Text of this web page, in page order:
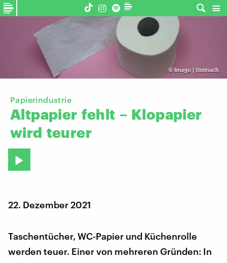
© Imago | Steinach
Papierindustrie
Altpapier fehlt – Klopapier
wird teurer
22. Dezember 2021
Taschentücher, WC-Papier und Küchenrolle
werden teuer. Einer von mehreren Gründen: In